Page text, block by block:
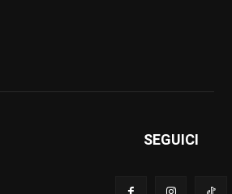
SEGUICI